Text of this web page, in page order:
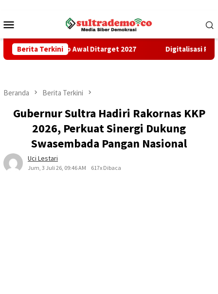
konten
Mobile
Berita Terkini
Tahap Awal Ditarget 2027 Digitalisasi Penerimaan
Beranda Berita Terkini
Gubernur Sultra Hadiri Rakornas KKP
2026, Perkuat Sinergi Dukung
Swasembada Pangan Nasional
Uci Lestari
Jum, 3 Juli 26, 09:46 AM 617x Dibaca